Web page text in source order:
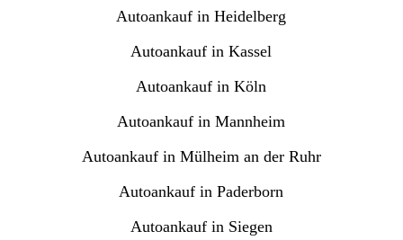
Autoankauf in Heidelberg
Autoankauf in Kassel
Autoankauf in Köln
Autoankauf in Mannheim
Autoankauf in Mülheim an der Ruhr
Autoankauf in Paderborn
Autoankauf in Siegen